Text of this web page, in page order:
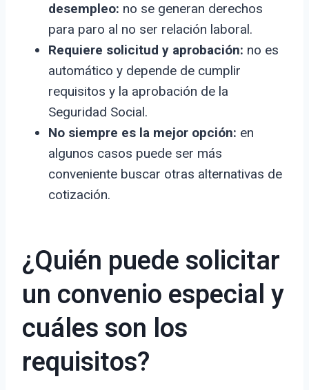
desempleo: no se generan derechos
para paro al no ser relación laboral.
Requiere solicitud y aprobación: no es
automático y depende de cumplir
requisitos y la aprobación de la
Seguridad Social.
No siempre es la mejor opción: en
algunos casos puede ser más
conveniente buscar otras alternativas de
cotización.
¿Quién puede solicitar
un convenio especial y
cuáles son los
requisitos?